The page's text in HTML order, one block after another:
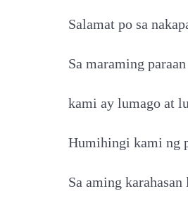
Salamat po sa
Sa maraming
kami ay lumago at
Humihingi kami ng
Sa aming karahasan